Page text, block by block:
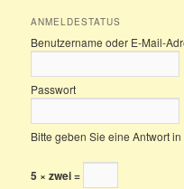
ANMELDESTATUS
Benutzername oder E-Mail-
Passwort
Bitte geben Sie eine Antwort
5 × zwei =